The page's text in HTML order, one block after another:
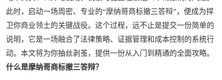
此时，启动一场周密、专业的“摩纳哥商标撤三答辩”，便成为捍
卫你商业领土的关键战役。这个过程，远不止是提交一份简单的
说明，它是一场融合了法律策略、证据管理和成本控制的系统行
动。本文将为你抽丝剥茧，提供一份从入门到精通的全面攻略。
什么是摩纳哥商标撤三答辩？